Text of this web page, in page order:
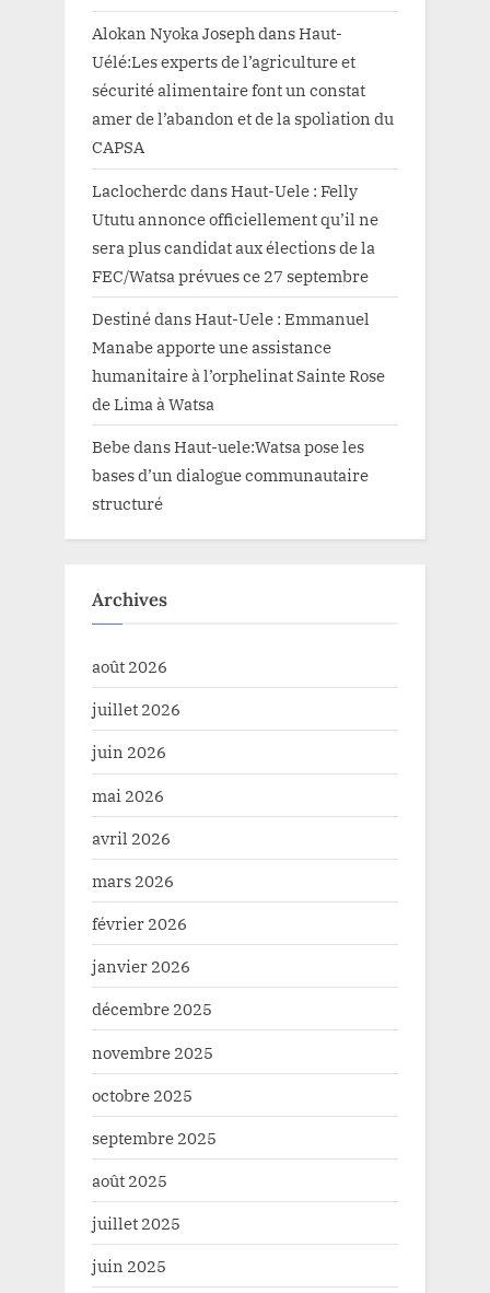
Alokan Nyoka JosephdansHaut-
Uélé:Les experts de l’agriculture et
sécurité alimentaire font un constat
amer de l’abandon et de la spoliation du
CAPSA
Laclocherdc dansHaut-Uele : Felly
Ututu annonce officiellement qu’il ne
sera plus candidat aux élections de la
FEC/Watsa prévues ce 27 septembre
DestinédansHaut-Uele : Emmanuel
Manabe apporte une assistance
humanitaire à l’orphelinat Sainte Rose
de Lima à Watsa
BebedansHaut-uele:Watsa pose les
bases d’un dialogue communautaire
structuré
Archives
août 2026
juillet 2026
juin 2026
mai 2026
avril 2026
mars 2026
février 2026
janvier 2026
décembre 2025
novembre 2025
octobre 2025
septembre 2025
août 2025
juillet 2025
juin 2025